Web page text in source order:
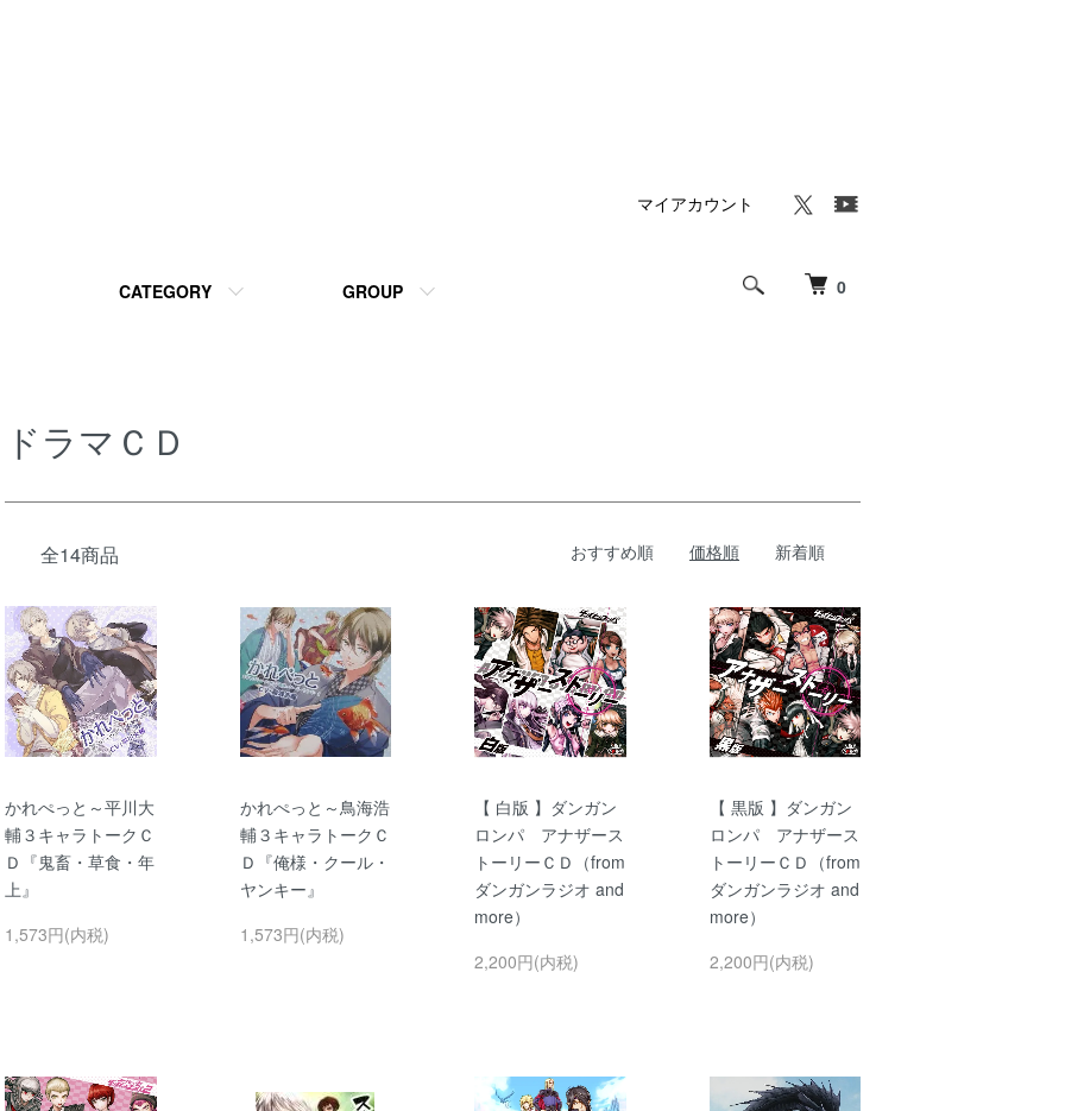
0
CATEGORY GROUP
マイアカウント
ドラマＣＤ
全14商品 おすすめ順 価格順 新着順
かれぺっと～平川大
輔３キャラトークＣ
Ｄ『鬼畜・草食・年
上』
1,573円(内税)
かれぺっと～鳥海浩
輔３キャラトークＣ
Ｄ『俺様・クール・
ヤンキー』
1,573円(内税)
【 白版 】ダンガン
ロンパ アナザース
トーリーＣＤ（from
ダンガンラジオ and
more）
2,200円(内税)
【 黒版 】ダンガン
ロンパ アナザース
トーリーＣＤ（from
ダンガンラジオ and
more）
2,200円(内税)